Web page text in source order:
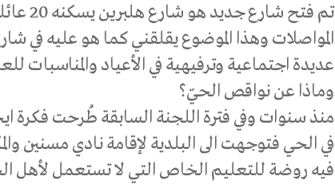
تم فتح
المواصلات وهذا الموضوع يقلقني كما هو عليه في
عديدة اجتماعية وترفيهية في الأعياد والمناسبات
وماذا عن نواقص الحيّ؟
منذ سنوات وفي فترة اللجنة السابقة طُرحت فكرة
في الحي فتوجهت الى البلدية لإقامة نادي مسنين
فيه روضة للتعليم الخاص التي لا تستعمل لأهل